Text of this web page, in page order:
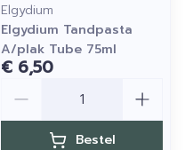
Elgydium
Elgydium Tandpasta
A/plak Tube 75ml
€ 6,50
Bestel